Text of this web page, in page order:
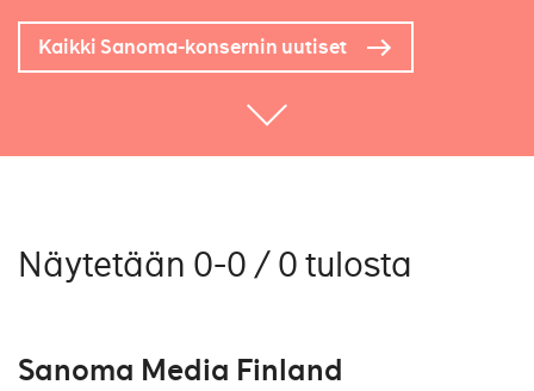
Kaikki Sanoma-konsernin uutiset
Näytetään 0-0 / 0 tulosta
Sanoma Media Finland